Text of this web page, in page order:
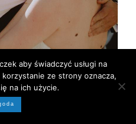
aby świadczyć usługi na
ze strony oznacza,
na ich użycie.